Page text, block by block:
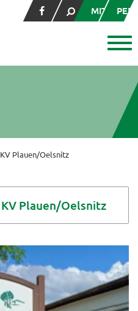
MITGLIED
KV Plauen/Oelsnitz
KV Plauen/Oelsnitz